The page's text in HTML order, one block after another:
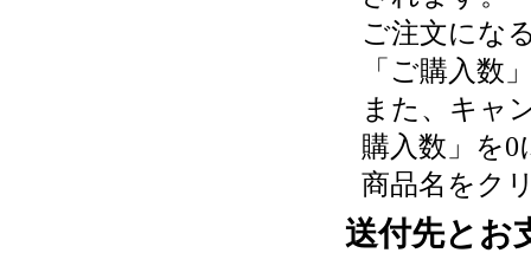
ご注文にな
「ご購入数
また、キャ
購入数」を
商品名をク
送付先とお